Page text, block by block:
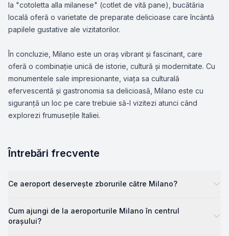
la "cotoletta alla milanese" (cotlet de vită pane), bucătăria
locală oferă o varietate de preparate delicioase care încântă
papilele gustative ale vizitatorilor.
În concluzie, Milano este un oraș vibrant și fascinant, care
oferă o combinație unică de istorie, cultură și modernitate. Cu
monumentele sale impresionante, viața sa culturală
efervescentă și gastronomia sa delicioasă, Milano este cu
siguranță un loc pe care trebuie să-l vizitezi atunci când
explorezi frumusețile Italiei.
Întrebări frecvente
Ce aeroport deservește zborurile către Milano?
Cum ajungi de la aeroporturile Milano în centrul
orașului?